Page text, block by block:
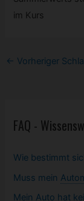
im Kurs
Post
← Vorheriger
FAQ -
Wie bestimmt
Muss mein
Mein Auto hat